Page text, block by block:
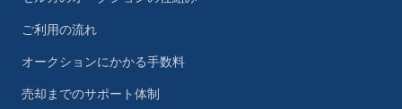
ご利用の流れ
オークションにかかる手数料
売却までのサポート体制